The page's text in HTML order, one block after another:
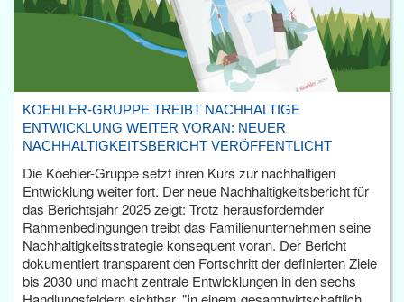
KOEHLER-GRUPPE TREIBT NACHHALTIGE
ENTWICKLUNG WEITER VORAN: NEUER
NACHHALTIGKEITSBERICHT VERÖFFENTLICHT
Die Koehler-Gruppe setzt ihren Kurs zur nachhaltigen
Entwicklung weiter fort. Der neue Nachhaltigkeitsbericht für
das Berichtsjahr 2025 zeigt: Trotz herausfordernder
Rahmenbedingungen treibt das Familienunternehmen seine
Nachhaltigkeitsstrategie konsequent voran. Der Bericht
dokumentiert transparent den Fortschritt der definierten Ziele
bis 2030 und macht zentrale Entwicklungen in den sechs